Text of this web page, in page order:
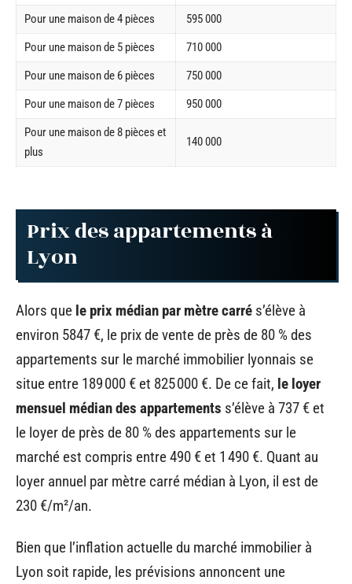
Pour une maison de 4 pièces
595 000
Pour une maison de 5 pièces
710 000
Pour une maison de 6 pièces
750 000
Pour une maison de 7 pièces
950 000
Pour une maison de 8 pièces et
plus
140 000
Prix des appartements à
Lyon
Alors que le prix médian par mètre carré s’élève à
environ 5847 €, le prix de vente de près de 80 % des
appartements sur le marché immobilier lyonnais se
situe entre 189 000 € et 825 000 €. De ce fait, le loyer
mensuel médian des appartements s’élève à 737 € et
le loyer de près de 80 % des appartements sur le
marché est compris entre 490 € et 1 490 €. Quant au
loyer annuel par mètre carré médian à Lyon, il est de
230 €/m²/an.
Bien que l’inflation actuelle du marché immobilier à
Lyon soit rapide, les prévisions annoncent une